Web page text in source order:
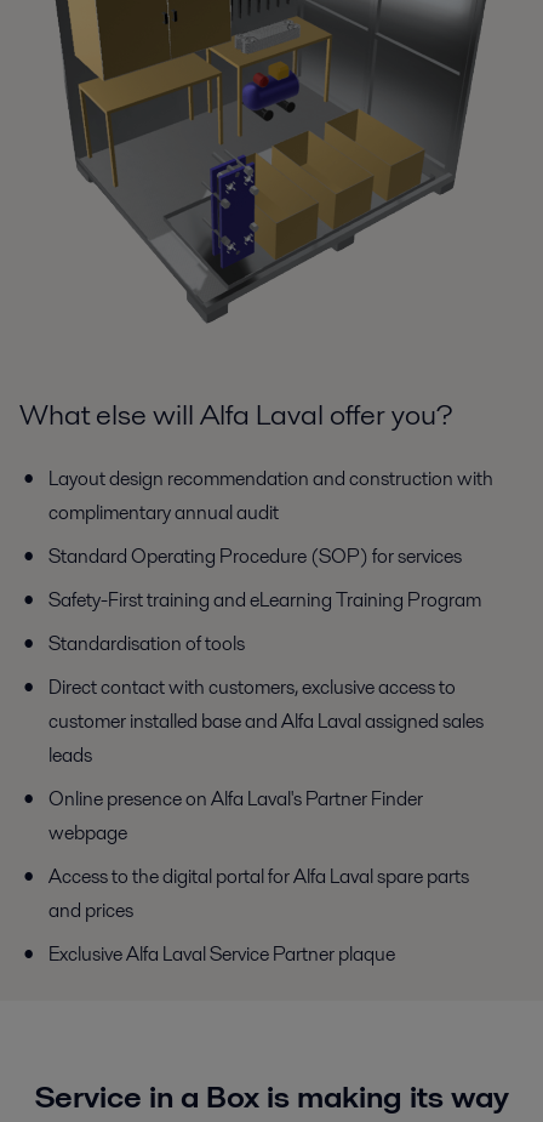
What else will Alfa Laval offer you?
Layout design recommendation and construction with
complimentary annual audit
Standard Operating Procedure (SOP) for services
Safety-First training and eLearning Training Program
Standardisation of tools
Direct contact with customers, exclusive access to
customer installed base and Alfa Laval assigned sales
leads
Online presence on Alfa Laval's Partner Finder
webpage
Access to the digital portal for Alfa Laval spare parts
and prices
Exclusive Alfa Laval Service Partner plaque
Service in a Box is making its way